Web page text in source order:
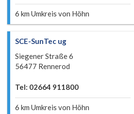
6 km Umkreis von Höhn
SCE-SunTec ug
Siegener Straße 6
56477 Rennerod
Tel: 02664 911800
6 km Umkreis von Höhn